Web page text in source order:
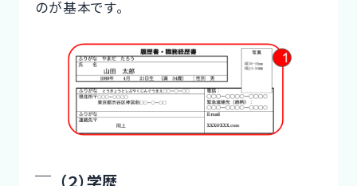
のが基本です。
（２）学歴